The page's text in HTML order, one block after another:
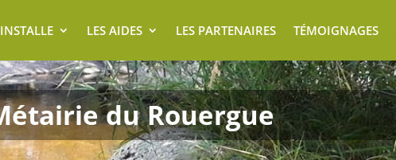
LES AIDES LES PARTENAIRES TÉMOIGNAGES
du Rouergue